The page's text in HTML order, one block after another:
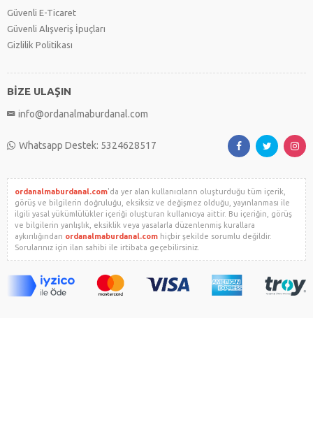
Güvenli E-Ticaret
Güvenli Alışveriş İpuçları
Gizlilik Politikası
BİZE ULAŞIN
info@ordanalmaburdanal.com
Whatsapp Destek: 5324628517
ordanalmaburdanal.com'da yer alan kullanıcıların oluşturduğu tüm içerik,
görüş ve bilgilerin doğruluğu, eksiksiz ve değişmez olduğu, yayınlanması ile
ilgili yasal yükümlülükler içeriği oluşturan kullanıcıya aittir. Bu içeriğin, görüş
ve bilgilerin yanlışlık, eksiklik veya yasalarla düzenlenmiş kurallara
aykırılığından ordanalmaburdanal.com hiçbir şekilde sorumlu değildir.
Sorularınız için ilan sahibi ile irtibata geçebilirsiniz.